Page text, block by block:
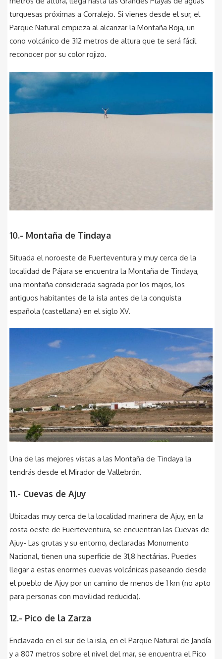
turquesas próximas a Corralejo. Si vienes desde el sur, el
Parque Natural empieza al alcanzar la Montaña Roja, un
cono volcánico de 312 metros de altura que te será fácil
reconocer por su color rojizo.
10.- Montaña de Tindaya
Situada el noroeste de Fuerteventura y muy cerca de la
localidad de Pájara se encuentra la Montaña de Tindaya,
una montaña considerada sagrada por los majos, los
antiguos habitantes de la isla antes de la conquista
española (castellana) en el siglo XV.
Una de las mejores vistas a las Montaña de Tindaya la
tendrás desde el Mirador de Vallebrón.
11.- Cuevas de Ajuy
Ubicadas muy cerca de la localidad marinera de Ajuy, en la
costa oeste de Fuerteventura, se encuentran las Cuevas de
Ajuy- Las grutas y su entorno, declaradas Monumento
Nacional, tienen una superficie de 31,8 hectárias. Puedes
llegar a estas enormes cuevas volcánicas paseando desde
el pueblo de Ajuy por un camino de menos de 1 km (no apto
para personas con movilidad reducida).
12.- Pico de la Zarza
Enclavado en el sur de la isla, en el Parque Natural de Jandía
y a 807 metros sobre el nivel del mar, se encuentra el Pico